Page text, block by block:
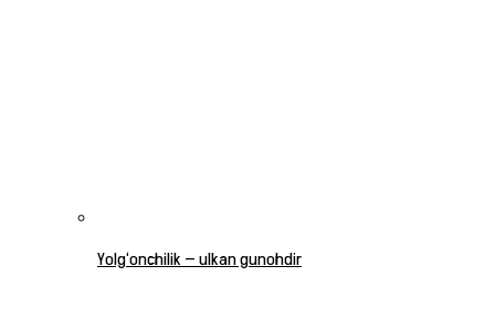
Yolg‘onchilik — ulkan gunohdir